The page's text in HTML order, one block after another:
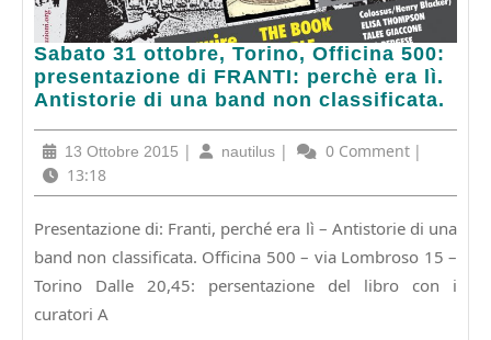
Sabato 31 ottobre, Torino, Officina 500:
presentazione di FRANTI: perchè era lì.
Antistorie di una band non classificata.
Sabato
31
ottobre,
Officina
500:
presentazione
FRANTI:
perchè
era
lì.
13 Ottobre 2015 13
2015
| nautilus nautilus
| 0 Comment |
13:18
Presentazione di: Franti, perché era lì – Antistorie di una
band non classificata. Officina 500 – via Lombroso 15 –
Torino Dalle 20,45: persentazione del libro con i
curatori A